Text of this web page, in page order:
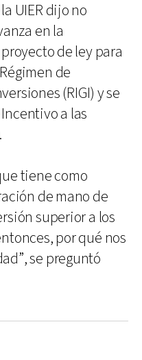
UIER dijo no
en la
de ley para
de
(RIGI) y se
a las
tiene como
de mano de
superior a los
por qué nos
se preguntó